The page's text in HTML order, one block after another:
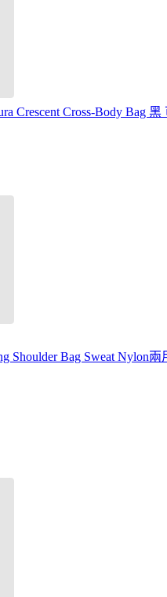
Crescent Cross-Body Bag
Shoulder Bag Sweat Nylon